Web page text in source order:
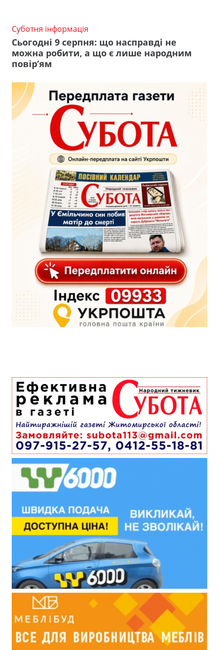
Суботня інформація
Сьогодні 9 серпня: що насправді не
можна робити, а що є лише народним
повір’ям